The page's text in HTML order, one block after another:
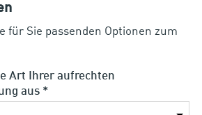
für Sie passenden Optionen zum
Art Ihrer aufrechten
aus *